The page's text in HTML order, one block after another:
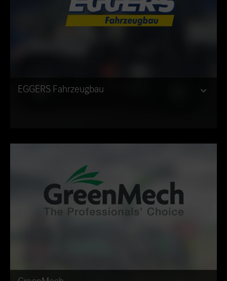
EGGERS Fahrzeugbau